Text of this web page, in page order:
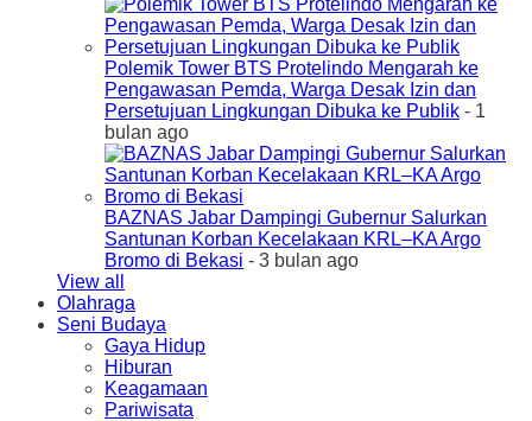
Polemik Tower BTS Protelindo Mengarah ke
Pengawasan Pemda, Warga Desak Izin dan
Persetujuan Lingkungan Dibuka ke Publik - 1
bulan ago
BAZNAS Jabar Dampingi Gubernur Salurkan
Santunan Korban Kecelakaan KRL–KA Argo
Bromo di Bekasi - 3 bulan ago
View all
Olahraga
Seni Budaya
Gaya Hidup
Hiburan
Keagamaan
Pariwisata